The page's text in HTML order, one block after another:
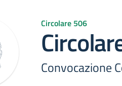
Circolare 506
Convocazione